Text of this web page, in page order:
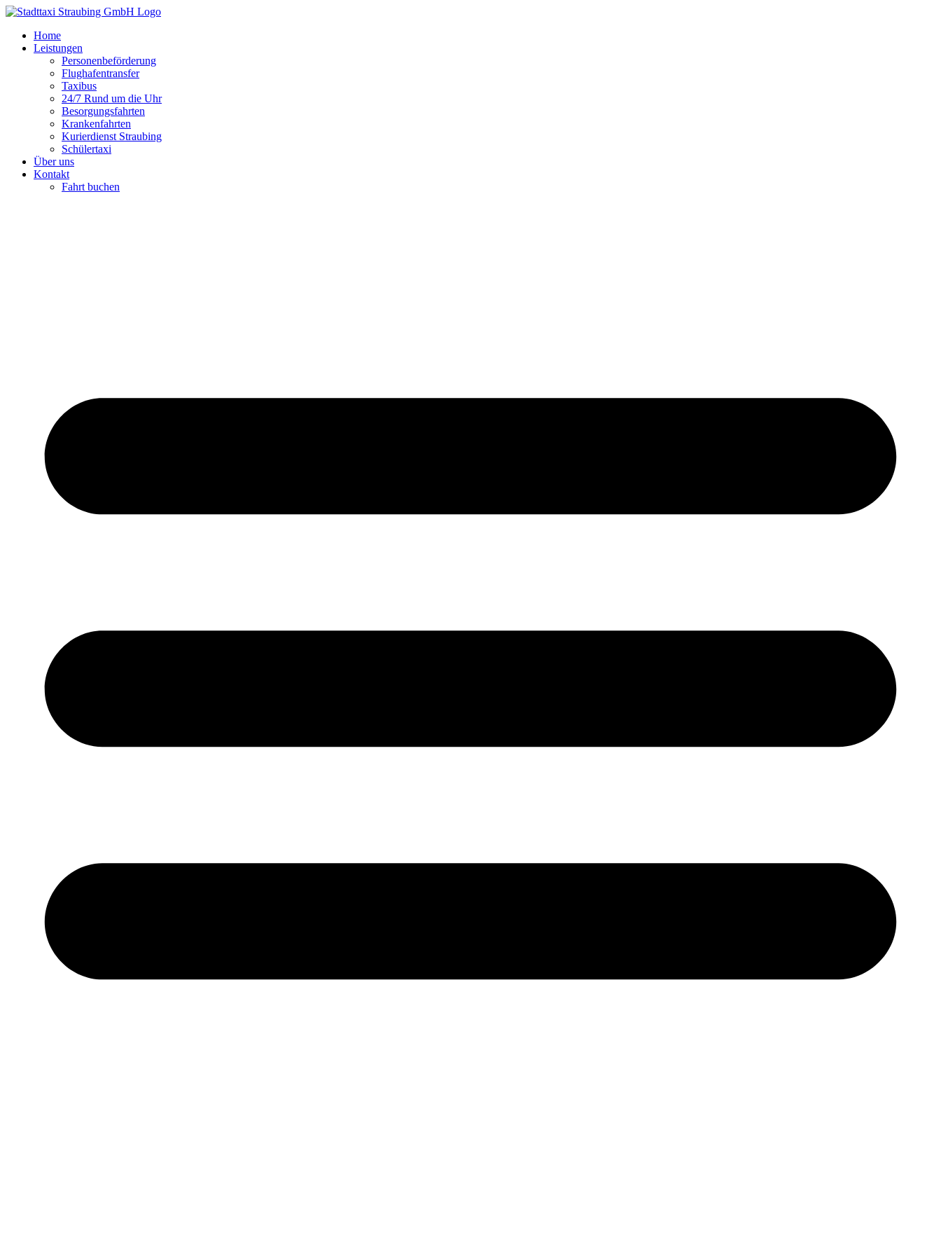
Zum
springenHome
Leistungen
Personenbeförderung
Flughafentransfer
Taxibus
24/7 Rund um die Uhr
Besorgungsfahrten
Krankenfahrten
Kurierdienst Straubing
Schülertaxi
Über uns
Kontakt
Fahrt buchen